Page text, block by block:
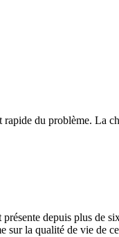
du problème. La
présente depuis plus de
sur la qualité de vie de